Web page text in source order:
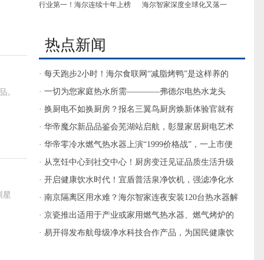
。
星
行业第一！海尔连续十年上榜
强
海尔智家深度全球化又落一
热点新闻
· 每天跑步2小时！海尔食联网“减脂烤鸭”是这样养的
· 一切为您家庭热水所需————弗德尔电热水龙头
· 换厨电不如换厨房？报名三翼鸟厨房焕新体验官就有
答案了
· 华帝魔尔新品品鉴会芜湖站启航，彰显家居厨电艺术
· 华帝零冷水燃气热水器上演“1999价格战”，一上市便
打破底价
· 从烹饪中心到社交中心！厨房变迁见证品质生活升级
· 开启健康饮水时代！宜盾普活泉净饮机，强滤净化水
质，微矿健康饮水
· 南京隔离区用水难？海尔智家连夜安装120台热水器解
决
· 京瓷推出适用于产业或家用燃气热水器、燃气烤炉的
230V标准型氮化硅加热器
· 易开得发布航母级净水科技合作产品，为国民健康饮